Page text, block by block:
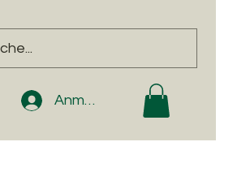
Anmelden